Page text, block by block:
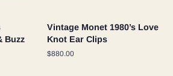
Buzz
Vintage Monet 1980’s Love
Knot Ear Clips
定
$880.00